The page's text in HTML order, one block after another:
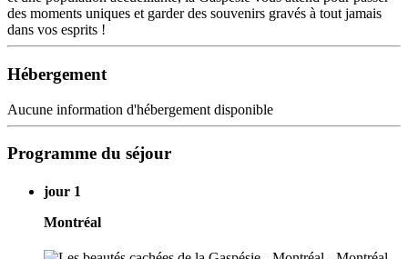
des moments uniques et garder des souvenirs gravés à tout jamais
dans vos esprits !
Hébergement
Aucune information d'hébergement disponible
Programme du séjour
jour 1
Montréal